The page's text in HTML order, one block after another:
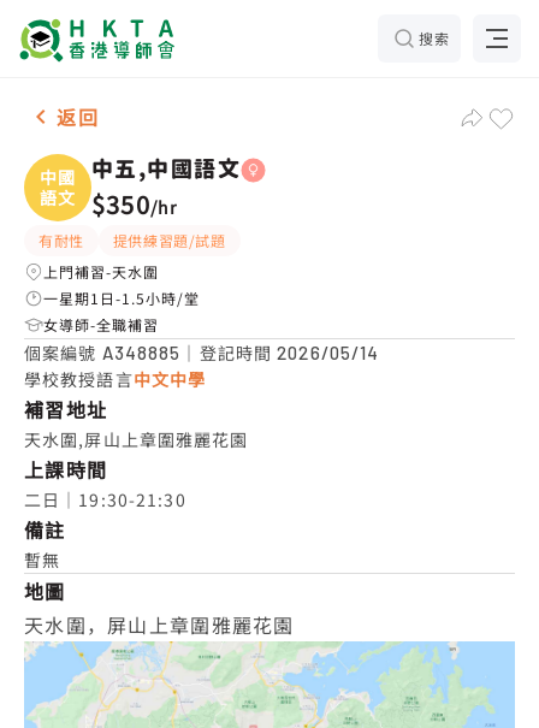
搜索
女-1名 中五,中國語文，天水圍 補習推介
返回
中國
語文
中五,中國語文
$350/hr
有耐性
提供練習題/試題
上門補習-天水圍
一星期1日-1.5小時/堂
女導師-全職補習
個案編號 A348885 ｜登記時間2026/05/14
學校教授語言中文中學
補習地址
天水圍,屏山上章圍雅麗花園
上課時間
二日｜19:30-21:30
備註
暫無
地圖
天水圍，屏山上章圍雅麗花園